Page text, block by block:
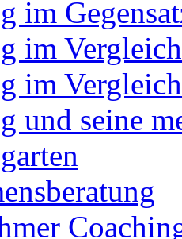
im
im
im
und seine